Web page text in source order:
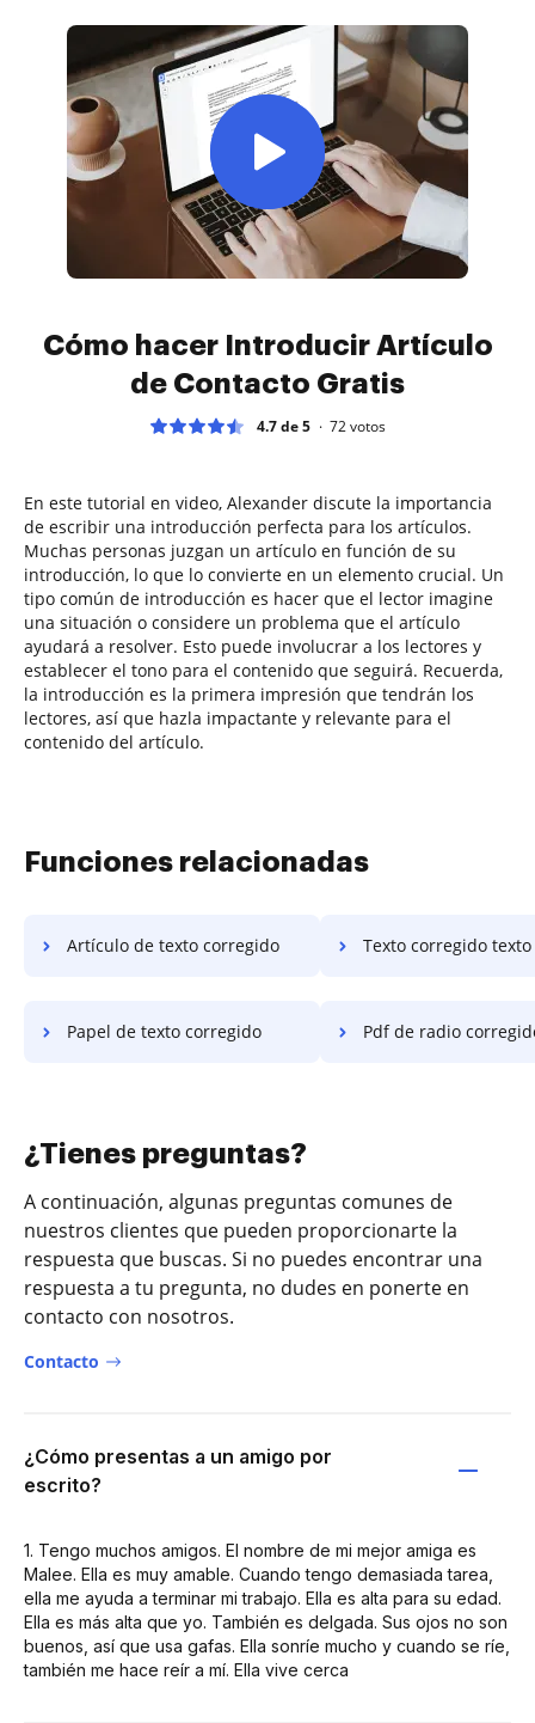
Cómo hacer Introducir Artículo
de Contacto Gratis
4.7 de 5 72votos
En este tutorial en video, Alexander discute la importancia
de escribir una introducción perfecta para los artículos.
Muchas personas juzgan un artículo en función de su
introducción, lo que lo convierte en un elemento crucial. Un
tipo común de introducción es hacer que el lector imagine
una situación o considere un problema que el artículo
ayudará a resolver. Esto puede involucrar a los lectores y
establecer el tono para el contenido que seguirá. Recuerda,
la introducción es la primera impresión que tendrán los
lectores, así que hazla impactante y relevante para el
contenido del artículo.
Funciones relacionadas
Artículo de texto corregido Texto corregido texto
Papel de texto corregido Pdf de radio
¿Tienes preguntas?
A continuación, algunas preguntas comunes de
nuestros clientes que pueden proporcionarte la
respuesta que buscas. Si no puedes encontrar una
respuesta a tu pregunta, no dudes en ponerte en
contacto con nosotros.
Contacto
¿Cómo presentas a un amigo por
escrito?
1. Tengo muchos amigos. El nombre de mi mejor amiga es
Malee. Ella es muy amable. Cuando tengo demasiada tarea,
ella me ayuda a terminar mi trabajo. Ella es alta para su edad.
Ella es más alta que yo. También es delgada. Sus ojos no son
buenos, así que usa gafas. Ella sonríe mucho y cuando se ríe,
también me hace reír a mí. Ella vive cerca